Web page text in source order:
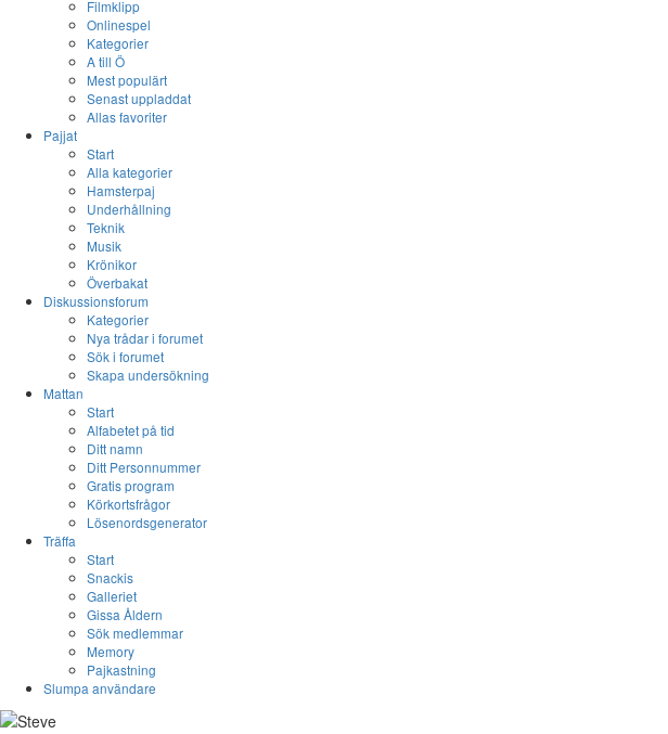
Filmklipp
Onlinespel
Kategorier
A till Ö
Mest populärt
Senast uppladdat
Allas favoriter
Pajjat
Start
Alla kategorier
Hamsterpaj
Underhållning
Teknik
Musik
Krönikor
Överbakat
Diskussionsforum
Kategorier
Nya trådar i forumet
Sök i forumet
Skapa undersökning
Mattan
Start
Alfabetet på tid
Ditt namn
Ditt Personnummer
Gratis program
Körkortsfrågor
Lösenordsgenerator
Träffa
Start
Snackis
Galleriet
Gissa Åldern
Sök medlemmar
Memory
Pajkastning
Slumpa användare